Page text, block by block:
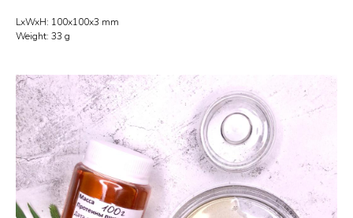
LxWxH: 100x100x3 mm
Weight: 33 g